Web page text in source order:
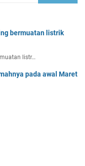
bermuatan listrik
listr…
pada awal Maret